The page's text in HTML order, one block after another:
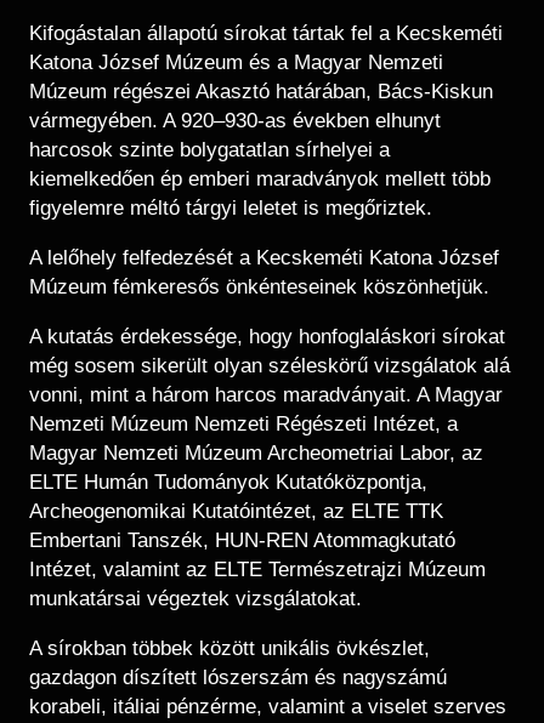
Kifogástalan állapotú sírokat tártak fel a Kecskeméti
Katona József Múzeum és a Magyar Nemzeti
Múzeum régészei Akasztó határában, Bács-Kiskun
vármegyében. A 920–930-as években elhunyt
harcosok szinte bolygatatlan sírhelyei a
kiemelkedően ép emberi maradványok mellett több
figyelemre méltó tárgyi leletet is megőriztek.
A lelőhely felfedezését a Kecskeméti Katona József
Múzeum fémkeresős önkénteseinek köszönhetjük.
A kutatás érdekessége, hogy honfoglaláskori sírokat
még sosem sikerült olyan széleskörű vizsgálatok alá
vonni, mint a három harcos maradványait. A Magyar
Nemzeti Múzeum Nemzeti Régészeti Intézet, a
Magyar Nemzeti Múzeum Archeometriai Labor, az
ELTE Humán Tudományok Kutatóközpontja,
Archeogenomikai Kutatóintézet, az ELTE TTK
Embertani Tanszék, HUN-REN Atommagkutató
Intézet, valamint az ELTE Természetrajzi Múzeum
munkatársai végeztek vizsgálatokat.
A sírokban többek között unikális övkészlet,
gazdagon díszített lószerszám és nagyszámú
korabeli, itáliai pénzérme, valamint a viselet szerves